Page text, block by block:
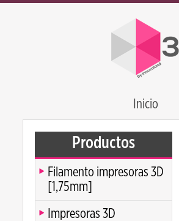
Inicio
Productos
Filamento impresoras 3D
[1,75mm]
Impresoras 3D